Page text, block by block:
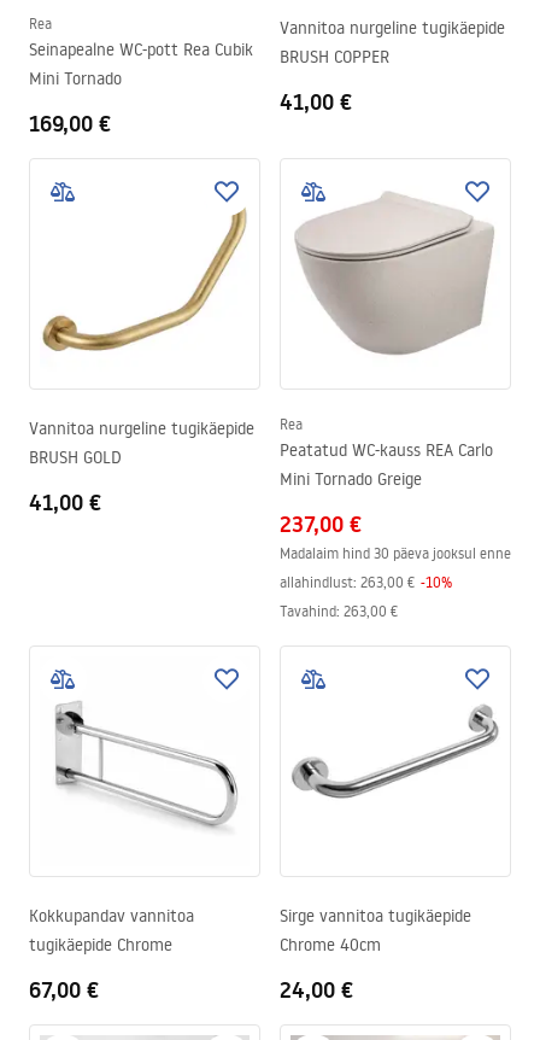
Rea
Seinapealne WC-pott Rea Cubik
Mini Tornado
169,00 €
Vannitoa nurgeline tugikäepide
BRUSH COPPER
41,00 €
Vannitoa nurgeline tugikäepide
BRUSH GOLD
41,00 €
Rea
Peatatud WC-kauss REA Carlo
Mini Tornado Greige
237,00 €
Madalaim hind 30 päeva jooksul enne
allahindlust: 263,00 € -10%
Tavahind: 263,00 €
Kokkupandav vannitoa
tugikäepide Chrome
67,00 €
Sirge vannitoa tugikäepide
Chrome 40cm
24,00 €